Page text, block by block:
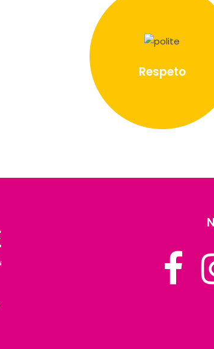
Respeto